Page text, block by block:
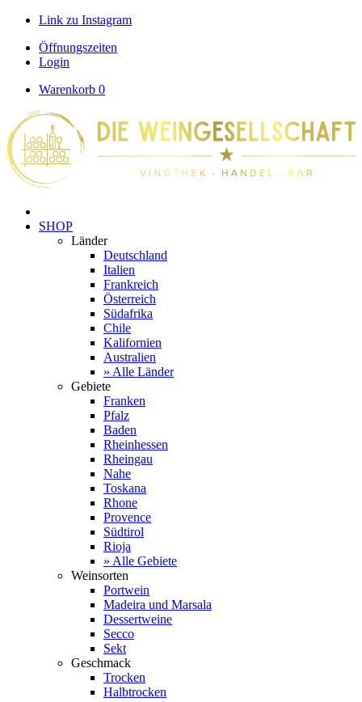
Link zu Instagram
Öffnungszeiten
Login
Warenkorb 0
SHOP
Länder
Deutschland
Italien
Frankreich
Österreich
Südafrika
Chile
Kalifornien
Australien
» Alle Länder
Gebiete
Franken
Pfalz
Baden
Rheinhessen
Rheingau
Nahe
Toskana
Rhone
Provence
Südtirol
Rioja
» Alle Gebiete
Weinsorten
Portwein
Madeira und Marsala
Dessertweine
Secco
Sekt
Geschmack
Trocken
Halbtrocken